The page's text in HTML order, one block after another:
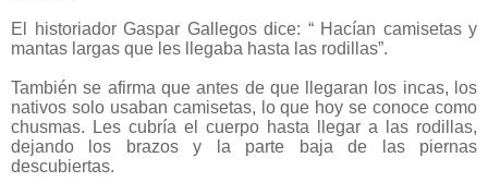
El historiador Gaspar Gallegos dice: “ Hacían camisetas y
mantas largas que les llegaba hasta las rodillas”.
También se afirma que antes de que llegaran los incas, los
nativos solo usaban camisetas, lo que hoy se conoce como
chusmas. Les cubría el cuerpo hasta llegar a las rodillas,
dejando los brazos y la parte baja de las piernas
descubiertas.